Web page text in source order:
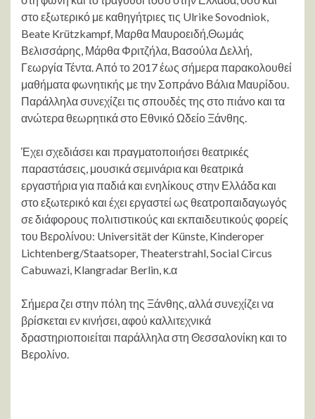
στο εξωτερικό με καθηγήτριες τις Ulrike Sovodniok,
Beate Krützkampf, Μαρθα Μαυροειδή,Θωμάς
Βελισσάρης, Μάρθα Φριτζήλα, Βασούλα Δελλή,
Γεωργία Τέντα. Από το 2017 έως σήμερα παρακολουθεί
μαθήματα φωνητικής με την Σοπράνο Βάλια Μαυρίδου.
Παράλληλα συνεχίζει τις σπουδές της στο πιάνο και τα
ανώτερα θεωρητικά στο Εθνικό Ωδείο Ξάνθης.
Έχει σχεδιάσει και πραγματοποιήσει θεατρικές
παραστάσεις, μουσικά σεμινάρια και θεατρικά
εργαστήρια για παδιά και ενηλίκους στην Ελλάδα και
στο εξωτερικό και έχει εργαστεί ως θεατροπαιδαγωγός
σε διάφορους πολιτιστικούς και εκπαιδευτικούς φορείς
του Βερολίνου: Universität der Künste, Kinderoper
Lichtenberg/Staatsoper, Theaterstrahl, Social Circus
Cabuwazi, Klangradar Berlin, κ.α
Σήμερα ζει στην πόλη της Ξάνθης, αλλά συνεχίζει να
βρίσκεται εν κινήσει, αφού καλλιτεχνικά
δραστηριοποιείται παράλληλα στη Θεσσαλονίκη και το
Βερολίνο.